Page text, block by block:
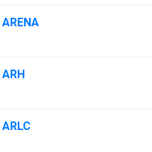
ARENA
ARH
ARLC